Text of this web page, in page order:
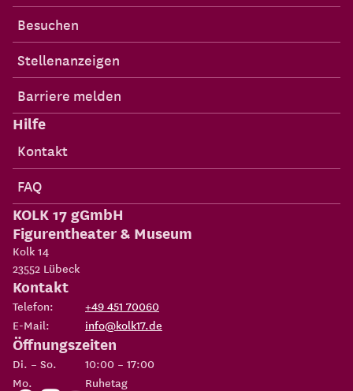
Besuchen
Stellenanzeigen
Barriere melden
Hilfe
Kontakt
FAQ
KOLK 17 gGmbH
Figurentheater & Museum
Kolk 14
23552 Lübeck
Kontakt
Telefon:
+49 451 70060
E-Mail:
info@kolk17.de
Öffnungszeiten
Di. – So.
10:00 – 17:00
Mo.
Ruhetag